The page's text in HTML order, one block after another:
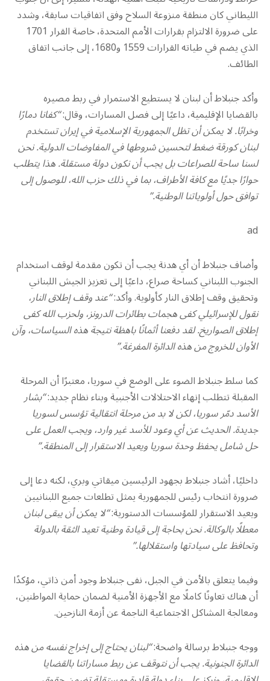
الليطاني كان منطقة منزوعة السلاح وفق اتفاقيات سابقة، وشدد
على ضرورة الالتزام بقرارات الأمم المتحدة، خاصة القرار 1701
الذي يضم في طياته القرارات 1559 و1680، إلى جانب اتفاق
الطائف.
وأكد جنبلاط أن لبنان لا يستطيع الاستمرار في ربط مصيره
بالقضايا الإقليمية، داعيًا إلى فصل المسارات، وقال:“كفانا دمارًا
وخرابًا. لا يمكن أن تظل الجمهورية الإسلامية في إيران تستخدم
لبنان كورقة ضغط لتحسين شروطها في المفاوضات الدولية. نحن
لسنا ساحة للصراعات بل يجب أن نكون دولة مستقلة. هذا يتطلب
حوارًا جديًا مع كافة الأطراف، بما في ذلك حزب الله، للوصول إلى
توافق حول أولوياتنا الوطنية.”
ad
وأضاف جنبلاط أن أي هدنة يجب أن تكون مقدمة لوقف استخدام
الجنوب اللبناني كساحة صراع، داعيًا إلى تعزيز الجيش اللبناني
وتحقيق وقف إطلاق النار كأولوية. وأكد:“عند وقف إطلاق النار،
نقول للإسرائيلي كفى هجمات بطائرات الدرونز، ولحزب الله كفى
إطلاق الصواريخ. لقد دفعنا أثمانًا باهظة نتيجة هذه السياسات، وآن
الأوان للخروج من هذه الدائرة المفرغة.”
كما سلط جنبلاط الضوء على الوضع في سوريا، معتبرًا أن المرحلة
المقبلة تتطلب إنهاء الاحتلالات الأجنبية وبناء نظام جديد:“بشار
الأسد دمّر سوريا، لكن لا بد من مرحلة انتقالية تؤسس لسوريا
جديدة. الحديث عن أي وعود للأسد غير وارد، ويجب العمل على
حل شامل يحفظ وحدة سوريا ويعيد الاستقرار إلى المنطقة.”
داخليًا، أشاد جنبلاط بجهود الرئيسين ميقاتي وبري، لكنه دعا إلى
ضرورة انتخاب رئيس للجمهورية يمثل تطلعات جميع اللبنانيين
ويعيد الاستقرار للمؤسسات الدستورية:“لا يمكن أن يبقى لبنان
معطلًا بالوكالة. نحن بحاجة إلى قيادة وطنية تعيد الثقة بالدولة
وتحافظ على سيادتها واستقلالها.”
وفيما يتعلق بالأمن في الجبل، نفى جنبلاط وجود أمن ذاتي، مؤكدًا
أن هناك تعاونًا كاملًا مع الأجهزة الأمنية لضمان حماية المواطنين،
ومعالجة المشاكل الاجتماعية الناجمة عن أزمة النازحين.
ووجه جنبلاط برسالة واضحة:“لبنان يحتاج إلى إخراج نفسه من هذه
الدائرة الجنونية. يجب أن نتوقف عن ربط مساراتنا بالقضايا